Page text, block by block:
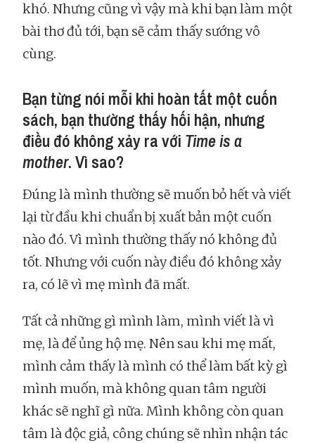
khó. Nhưng cũng vì vậy mà khi bạn làm một
bài thơ đủ tới, bạn sẽ cảm thấy sướng vô
cùng.
Bạn từng nói mỗi khi hoàn tất một cuốn
sách, bạn thường thấy hối hận, nhưng
điều đó không xảy ra với Time is a
mother. Vì sao?
Đúng là mình thường sẽ muốn bỏ hết và viết
lại từ đầu khi chuẩn bị xuất bản một cuốn
nào đó. Vì mình thường thấy nó không đủ
tốt. Nhưng với cuốn này điều đó không xảy
ra, có lẽ vì mẹ mình đã mất.
Tất cả những gì mình làm, mình viết là vì
mẹ, là để ủng hộ mẹ. Nên sau khi mẹ mất,
mình cảm thấy là mình có thể làm bất kỳ gì
mình muốn, mà không quan tâm người
khác sẽ nghĩ gì nữa. Mình không còn quan
tâm là độc giả, công chúng sẽ nhìn nhận tác